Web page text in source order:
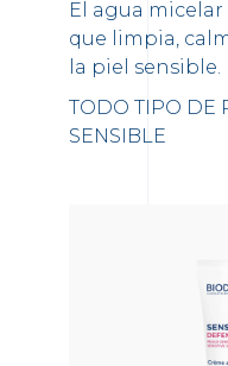
El agua
que limpia,
la piel sensible.
TODO TIPO DE
SENSIBLE